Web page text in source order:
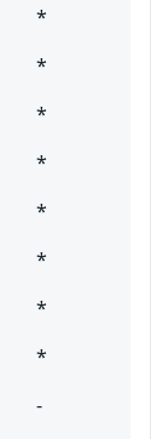
*
*
*
*
*
*
*
*
-